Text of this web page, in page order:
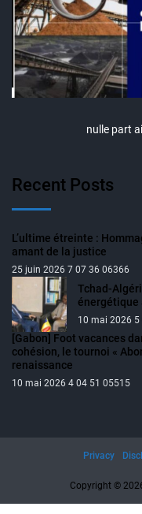
nulle part
Recent Posts
L’ultime étreinte :
amant de la justice
25 juin 2026 7 07 36 06366
Tchad-
énergétique
10 mai 2026
[Gabon] Foot vacances
cohésion, le tournoi «
renaissance
10 mai 2026 4 04 51 05515
Copyright ©
Privacy